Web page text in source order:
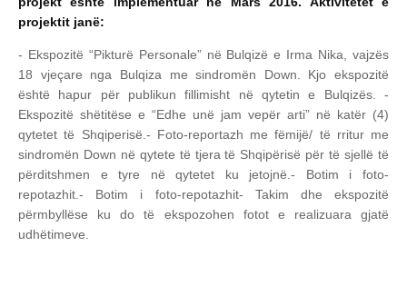
projektit janë:
- Ekspozitë “Pikturë Personale” në Bulqizë e Irma Nika, vajzës
18 vjeçare nga Bulqiza me sindromën Down. Kjo ekspozitë
është hapur për publikun fillimisht në qytetin e Bulqizës. -
Ekspozitë shëtitëse e “Edhe unë jam vepër arti” në katër (4)
qytetet të Shqiperisë. - Foto-reportazh me fëmijë/ të rritur me
sindromën Down në qytete të tjera të Shqipërisë për të sjellë të
përditshmen e tyre në qytetet ku jetojnë.- Botim i foto-
repotazhit. - Botim i foto-repotazhit- Takim dhe ekspozitë
përmbyllëse ku do të ekspozohen fotot e realizuara gjatë
udhëtimeve.